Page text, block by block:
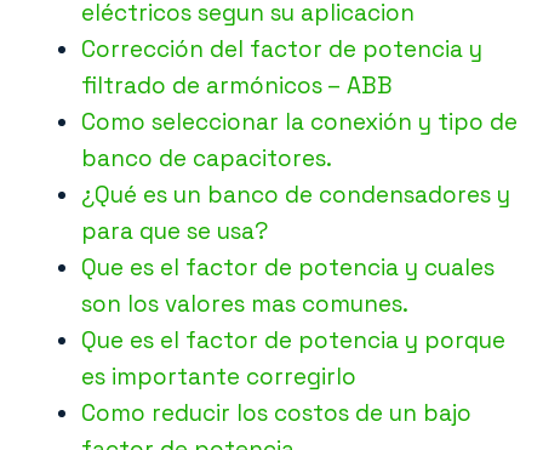
eléctricos segun su aplicacion
Corrección del factor de potencia y
filtrado de armónicos – ABB
Como seleccionar la conexión y tipo de
banco de capacitores.
¿Qué es un banco de condensadores y
para que se usa?
Que es el factor de potencia y cuales
son los valores mas comunes.
Que es el factor de potencia y porque
es importante corregirlo
Como reducir los costos de un bajo